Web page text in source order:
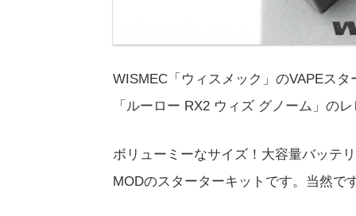
WISMEC「ウィスメック」のVAPEス
「ルーロー RX2 ウィズ グノーム」の
ボリューミーなサイズ！大容量バッテ
MODのスターターキットです。当然で